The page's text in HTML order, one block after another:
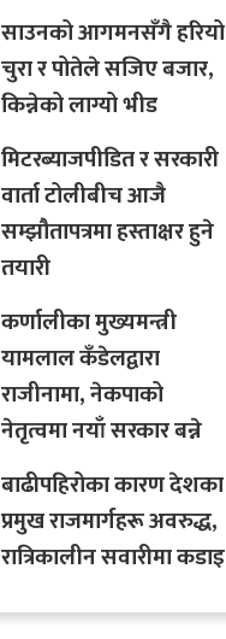
साउनको आगमनसँगै हरियो
चुरा र पोतेले सजिए बजार,
किन्नेको लाग्यो भीड
मिटरब्याजपीडित र सरकारी
वार्ता टोलीबीच आजै
सम्झौतापत्रमा हस्ताक्षर हुने
तयारी
कर्णालीका मुख्यमन्त्री
यामलाल कँडेलद्वारा
राजीनामा, नेकपाको
नेतृत्वमा नयाँ सरकार बन्ने
बाढीपहिरोका कारण देशका
प्रमुख राजमार्गहरू अवरुद्ध,
रात्रिकालीन सवारीमा कडाइ